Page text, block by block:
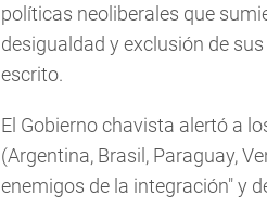
políticas neoliberales que
desigualdad y exclusión de
escrito.
El Gobierno chavista alertó a
(Argentina, Brasil, Paraguay,
enemigos de la integración" y